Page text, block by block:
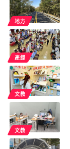
地方
產經
文教
文教